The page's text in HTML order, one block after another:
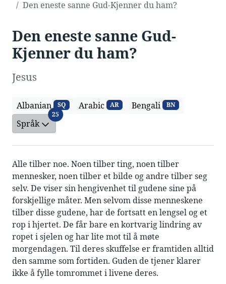
Den eneste sanne Gud-Kjenner du ham?
Den eneste sanne Gud-
Kjenner du ham?
Jesus
Albanian SQ Arabic AR Bengali BN
Språk
25 Språk
Alle tilber noe. Noen tilber ting, noen tilber
mennesker, noen tilber et bilde og andre tilber seg
selv. De viser sin hengivenhet til gudene sine på
forskjellige måter. Men selvom disse menneskene
tilber disse gudene, har de fortsatt en lengsel og et
rop i hjertet. De får bare en kortvarig lindring av
ropet i sjelen og har lite mot til å møte
morgendagen. Til deres skuffelse er framtiden alltid
den samme som fortiden. Guden de tjener klarer
ikke å fylle tomrommet i livene deres.